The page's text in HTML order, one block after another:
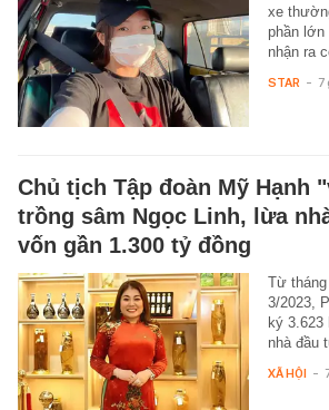
xe
phần lớn
nhận ra
STAR - 7
Chủ tịch Tập đoàn Mỹ Hạnh
trồng sâm Ngọc Linh, lừa
vốn gần 1.300 tỷ đồng
Từ tháng
3/2023,
ký 3.623
nhà đầu
XÃ HỘI -